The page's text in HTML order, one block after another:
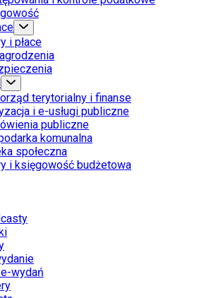
i płace
terytorialny i finanse
i e-usługi publiczne
publiczne
komunalna
społeczna
i księgowość budżetowa
wydań